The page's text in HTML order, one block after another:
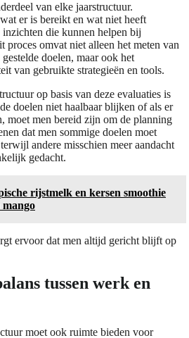
van elke jaarstructuur.
er is bereikt en wat niet heeft
die kunnen helpen bij
proces omvat niet alleen het meten van
doelen, maar ook het
van gebruikte strategieën en tools.
op basis van deze evaluaties is
doelen niet haalbaar blijken of als er
moet men bereid zijn om de planning
dat men sommige doelen moet
andere misschien meer aandacht
gedacht.
rijstmelk en kersen smoothie
mango
ervoor dat men altijd gericht blijft op
tussen werk en
moet ook ruimte bieden voor